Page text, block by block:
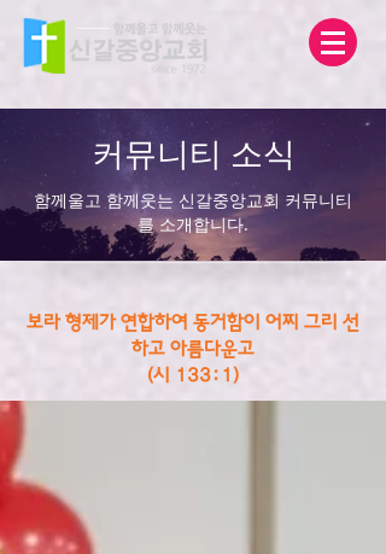
커뮤니티 소식
함께울고 함께웃는 신갈중앙교회 커뮤니티
를 소개합니다.
보라 형제가 연합하여 동거함이 어찌 그리 선
하고 아름다운고
(시 133:1)